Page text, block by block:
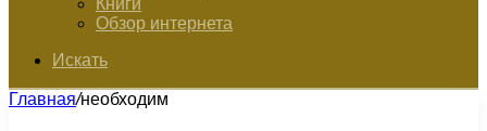
Книги
Обзор интернета
Искать
Главная/необходим